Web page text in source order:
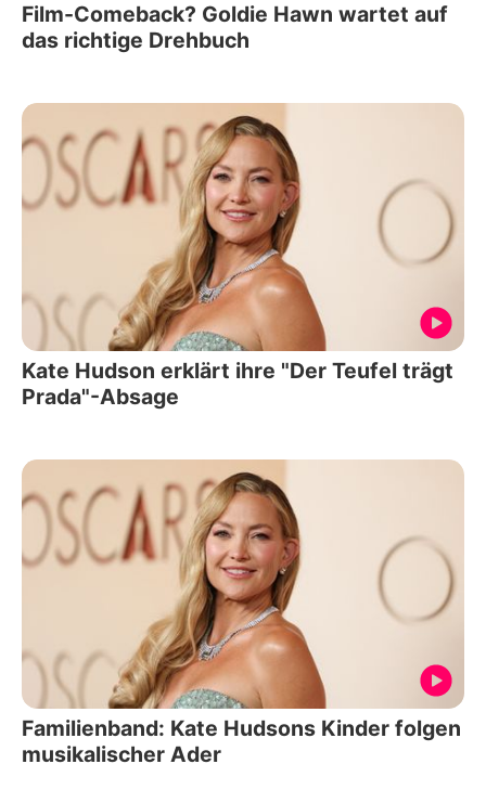
Film-Comeback? Goldie Hawn wartet auf
das richtige Drehbuch
Kate Hudson erklärt ihre "Der Teufel trägt
Prada"-Absage
Familienband: Kate Hudsons Kinder folgen
musikalischer Ader